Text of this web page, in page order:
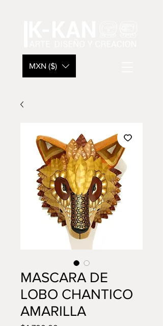
MXN ($)
MASCARA DE
LOBO CHANTICO
AMARILLA